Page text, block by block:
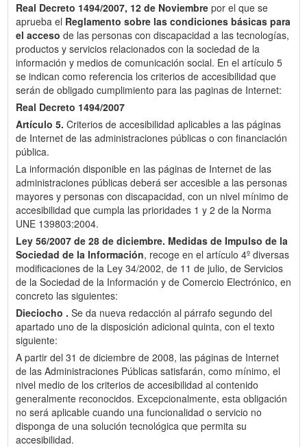
Real Decreto 1494/2007, 12 de Noviembre por el que se
aprueba el Reglamento sobre las condiciones básicas para
el acceso de las personas con discapacidad a las tecnologías,
productos y servicios relacionados con la sociedad de la
información y medios de comunicación social. En el artículo 5
se indican como referencia los criterios de accesibilidad que
serán de obligado cumplimiento para las paginas de Internet:
Real Decreto 1494/2007
Artículo 5. Criterios de accesibilidad aplicables a las páginas
de Internet de las administraciones públicas o con financiación
pública.
La información disponible en las páginas de Internet de las
administraciones públicas deberá ser accesible a las personas
mayores y personas con discapacidad, con un nivel mínimo de
accesibilidad que cumpla las prioridades 1 y 2 de la Norma
UNE 139803:2004.
Ley 56/2007 de 28 de diciembre. Medidas de Impulso de la
Sociedad de la Información, recoge en el artículo 4º diversas
modificaciones de la Ley 34/2002, de 11 de julio, de Servicios
de la Sociedad de la Información y de Comercio Electrónico, en
concreto las siguientes:
Dieciocho . Se da nueva redacción al párrafo segundo del
apartado uno de la disposición adicional quinta, con el texto
siguiente:
A partir del 31 de diciembre de 2008, las páginas de Internet
de las Administraciones Públicas satisfarán, como mínimo, el
nivel medio de los criterios de accesibilidad al contenido
generalmente reconocidos. Excepcionalmente, esta obligación
no será aplicable cuando una funcionalidad o servicio no
disponga de una solución tecnológica que permita su
accesibilidad.